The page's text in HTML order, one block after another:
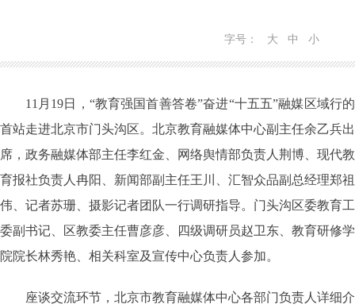
字号： 大 中 小
11月19日，“教育强国首善答卷”奋进“十五五”融媒区域行的
首站走进北京市门头沟区。 北京教育融媒体中心副主任余乙兵出
席， 政务融媒体部主任李红金、网络舆情部负责人荆博、现代教
育报社负责人冉阳、新闻部副主任王川、汇智众品副总经理郑祖
伟、记者苏珊
摄影记者团队一行调研指导。 门头沟区委教育工
委副书记、区教委主任曹彦彦、四级调研员赵卫东 、教育研修学
院院长林秀艳、 相关科室及宣传中心负责人参加。
座谈交流环节，北京市教育融媒体中心各部门负责人详细介